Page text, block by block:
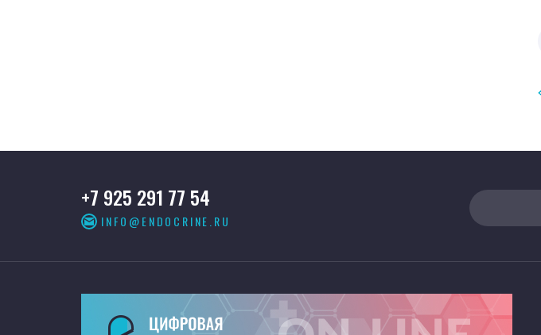
+7 925 291 77 54
INFO@ENDOCRINE.RU